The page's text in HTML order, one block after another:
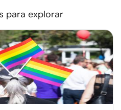
para explorar